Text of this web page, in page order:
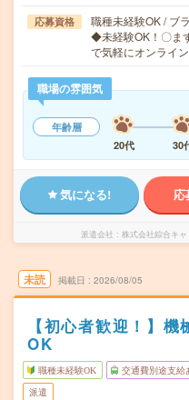
応募資格
職種未経験OK / ブ
◆未経験OK！〇ま
で気軽にオンライ
職場の雰囲気
年齢層
20代
30
気になる! 応
派遣会社 株式会社綜合キ
未読 掲載日 2026/08/05
【初心者歓迎！】
OK
職種未経験OK 交通費別途支給
派遣